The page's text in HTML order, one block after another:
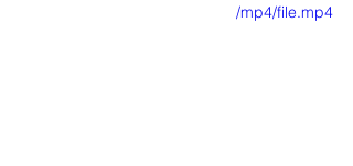
/mp4/file.mp4